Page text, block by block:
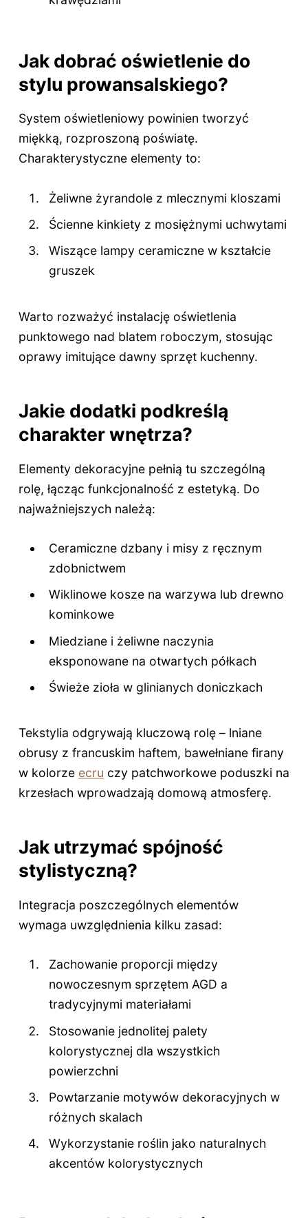
Jak dobrać oświetlenie do
stylu prowansalskiego?
System oświetleniowy powinien tworzyć
miękką, rozproszoną poświatę.
Charakterystyczne elementy to:
Żeliwne żyrandole z mlecznymi kloszami
Ścienne kinkiety z mosiężnymi uchwytami
Wiszące lampy ceramiczne w kształcie
gruszek
Warto rozważyć instalację oświetlenia
punktowego nad blatem roboczym, stosując
oprawy imitujące dawny sprzęt kuchenny.
Jakie dodatki podkreślą
charakter wnętrza?
Elementy dekoracyjne pełnią tu szczególną
rolę, łącząc funkcjonalność z estetyką. Do
najważniejszych należą:
Ceramiczne dzbany i misy z ręcznym
zdobnictwem
Wiklinowe kosze na warzywa lub drewno
kominkowe
Miedziane i żeliwne naczynia
eksponowane na otwartych półkach
Świeże zioła w glinianych doniczkach
Tekstylia odgrywają kluczową rolę – lniane
obrusy z francuskim haftem, bawełniane firany
w kolorze ecru czy patchworkowe poduszki na
krzesłach wprowadzają domową atmosferę.
Jak utrzymać spójność
stylistyczną?
Integracja poszczególnych elementów
wymaga uwzględnienia kilku zasad:
Zachowanie proporcji między
nowoczesnym sprzętem AGD a
tradycyjnymi materiałami
Stosowanie jednolitej palety
kolorystycznej dla wszystkich
powierzchni
Powtarzanie motywów dekoracyjnych w
różnych skalach
Wykorzystanie roślin jako naturalnych
akcentów kolorystycznych